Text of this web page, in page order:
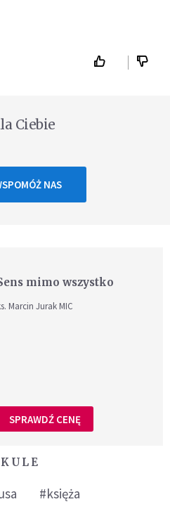
Ciebie
NAS
mimo wszystko
Marcin Jurak MIC
SPRAWDŹ CENĘ
#księża